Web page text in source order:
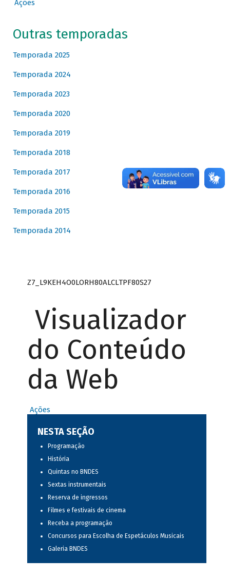
Ações
Outras temporadas
Temporada 2025
Temporada 2024
Temporada 2023
Temporada 2020
Temporada 2019
Temporada 2018
Temporada 2017
Temporada 2016
Temporada 2015
Temporada 2014
Z7_L9KEH4O0LORH80ALCLTPF80S27
Visualizador
do Conteúdo
da Web
Ações
NESTA SEÇÃO
Programação
História
Quintas no BNDES
Sextas instrumentais
Reserva de ingressos
Filmes e festivais de cinema
Receba a programação
Concursos para Escolha de Espetáculos Musicais
Galeria BNDES